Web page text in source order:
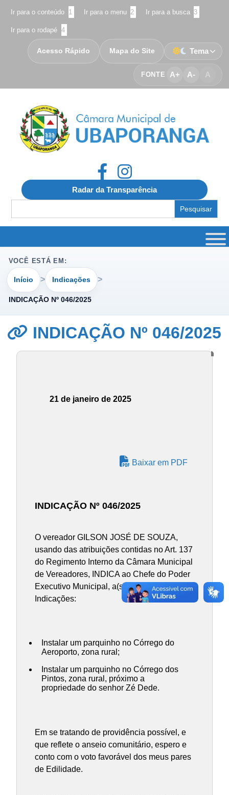
Ir para o conteúdo 1 Ir para o menu 2 Ir para a busca 3
Ir para o rodapé 4
FONTE A+ A- A
Acesso Rápido Mapa do Site Tema
Radar da Transparência
for:
VOCÊ ESTÁ EM:
Início Indicações
INDICAÇÃO Nº 046/2025
INDICAÇÃO Nº 046/2025
21 de janeiro de 2025
Baixar em PDF
INDICAÇÃO Nº 046/2025
O vereador GILSON JOSÉ DE SOUZA,
usando das atribuições contidas no Art. 137
do Regimento Interno da Câmara Municipal
de Vereadores, INDICA ao Chefe do Poder
Executivo Municipal, a(s) presente(s)
Indicações:
Instalar um parquinho no Córrego do
Aeroporto, zona rural;
Instalar um parquinho no Córrego dos
Pintos, zona rural, próximo a
propriedade do senhor Zé Dede.
Em se tratando de providência possível, e
que reflete o anseio comunitário, espero e
conto com o voto favorável dos meus pares
de Edilidade.